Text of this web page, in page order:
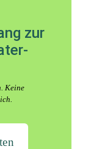
zur
Keine